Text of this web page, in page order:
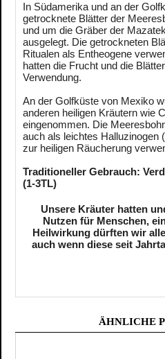
In Südamerika und an der
getrocknete Blätter der
und um die Gräber der
ausgelegt. Die getrockneten
Ritualen als Entheogene
hatten die Frucht und die
Verwendung.
An der Golfküste von Mexiko
anderen heiligen Kräutern wie
eingenommen. Die
auch als leichtes Halluzinogen
zur heiligen Räucherung
Traditioneller Gebrauch:
(1-3TL)
Unsere Kräuter hatten
Nutzen für Menschen,
Heilwirkung dürften wir
auch wenn diese seit
ÄHNLICHE